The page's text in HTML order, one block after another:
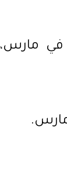
3.894 تريليون في مارس،